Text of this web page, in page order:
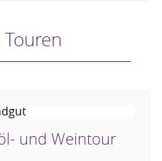
und Weintour